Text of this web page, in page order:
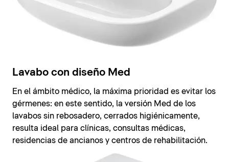
Lavabo con diseño Med
En el ámbito médico, la máxima prioridad es evitar los
gérmenes: en este sentido, la versión Med de los
lavabos sin rebosadero, cerrados higiénicamente,
resulta ideal para clínicas, consultas médicas,
residencias de ancianos y centros de rehabilitación.